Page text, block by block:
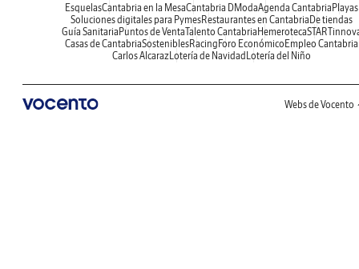
EsquelasCantabria en la MesaCantabria DModaAgenda Cantabria Playas
Soluciones digitales para PymesRestaurantes en Cantabria De tiendas
Guía Sanitaria Puntos de VentaTalento Cantabria Hemeroteca
Casas de CantabriaSosteniblesRacing Foro Económico Empleo Cantabria
Carlos Alcaraz Lotería de Navidad Lotería del Niño
Webs de Vocento